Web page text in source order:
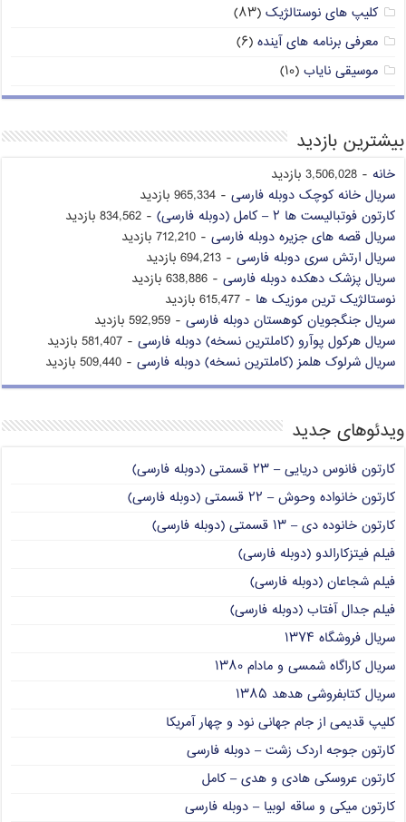
کلیپ های نوستالژیک (۸۳)
معرفی برنامه های آینده (۶)
موسیقی نایاب (۱۰)
بیشترین بازدید
خانه - 3,506,028 بازدید
سریال خانه کوچک دوبله فارسی - 965,334 بازدید
کارتون فوتبالیست ها ۲ – کامل (دوبله فارسی)
- 834,562 بازدید
سریال قصه های جزیره دوبله فارسی - 712,210 بازدید
سریال ارتش سری دوبله فارسی - 694,213 بازدید
سریال پزشک دهکده دوبله فارسی - 638,886 بازدید
نوستالژیک ترین موزیک ها - 615,477 بازدید
سریال جنگجویان کوهستان دوبله فارسی - 592,959 بازدید
سریال هرکول پوآرو (کاملترین نسخه) دوبله فارسی - 581,407 بازدید
سریال شرلوک هلمز (کاملترین نسخه) دوبله فارسی - 509,440 بازدید
ویدئوهای جدید
کارتون فانوس دریایی – ۲۳ قسمتی (دوبله فارسی)
کارتون خانواده وحوش – ۲۲ قسمتی (دوبله فارسی)
کارتون خانوده دی – ۱۳ قسمتی (دوبله فارسی)
فیلم فیتزکارالدو (دوبله فارسی)
فیلم شجاعان (دوبله فارسی)
فیلم جدال آفتاب (دوبله فارسی)
سریال فروشگاه ۱۳۷۴
سریال کاراگاه شمسی و مادام ۱۳۸۰
سریال کتابفروشی هدهد ۱۳۸۵
کلیپ قدیمی از جام جهانی نود و چهار آمریکا
کارتون جوجه اردک زشت – دوبله فارسی
کارتون عروسکی هادی و هدی – کامل
کارتون میکی و ساقه لوبیا – دوبله فارسی